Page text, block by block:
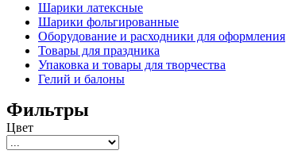
Шарики латексные
Шарики фольгированные
Оборудование и расходники для оформления
Товары для праздника
Упаковка и товары для творчества
Гелий и балоны
Фильтры
Цвет